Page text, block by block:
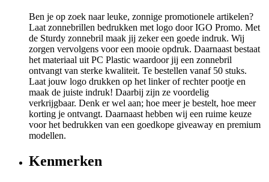
Ben je op zoek naar leuke, zonnige promotionele artikelen?
Laat zonnebrillen bedrukken met logo door IGO Promo. Met
de Sturdy zonnebril maak jij zeker een goede indruk. Wij
zorgen vervolgens voor een mooie opdruk. Daarnaast bestaat
het materiaal uit PC Plastic waardoor jij een zonnebril
ontvangt van sterke kwaliteit. Te bestellen vanaf 50 stuks.
Laat jouw logo drukken op het linker of rechter pootje en
maak de juiste indruk! Daarbij zijn ze voordelig
verkrijgbaar. Denk er wel aan; hoe meer je bestelt, hoe meer
korting je ontvangt. Daarnaast hebben wij een ruime keuze
voor het bedrukken van een goedkope giveaway en premium
modellen.
Kenmerken